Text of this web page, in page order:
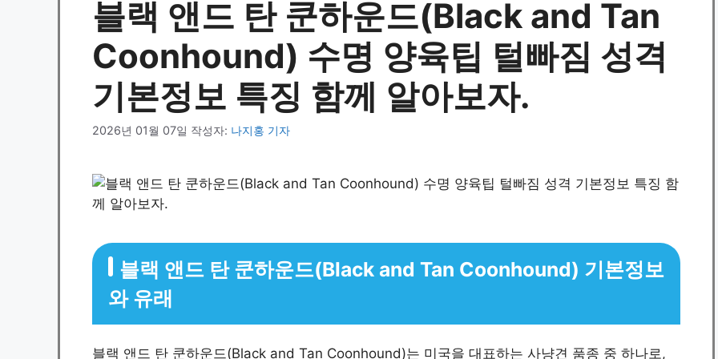
블랙 앤드 탄 쿤하운드(Black and Tan
Coonhound) 수명 양육팁 털빠짐 성격
기본정보 특징 함께 알아보자.
2026년 01월 07일 작성자: 나지홍 기자
블랙 앤드 탄 쿤하운드(Black and Tan Coonhound) 기본정보
와 유래
블랙 앤드 탄 쿤하운드(Black and Tan Coonhound)는 미국을 대표하는 사냥견 품종 중 하나로,